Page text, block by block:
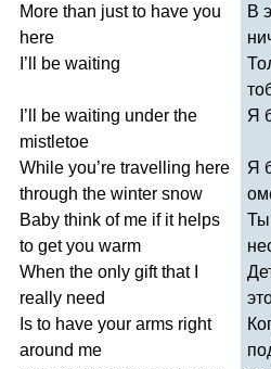
More than just to have you
here
’ be waiting
’ be waiting under the
mistletoe
While you’re travelling here
through the winter snow
Baby think of me if it helps
to get you warm
When the only gift that
really need
Is to have your arms right
around me
В
Я
Я
Ты